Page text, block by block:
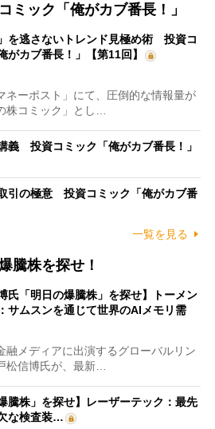
ミック「俺がカブ番長！」
」を逃さないトレンド見極め術 投資コ
がカブ番長！」【第11回】
ーポスト」にて、圧倒的な情報量が
株コミック」とし…
義 投資コミック「俺がカブ番長！」
引の極意 投資コミック「俺がカブ番
一覧を見る
騰株を探せ！
氏「明日の爆騰株」を探せ】トーメン
サムスンを通じて世界のAIメモリ需
メディアに出演するグローバルリン
松信博氏が、最新…
騰株」を探せ】レーザーテック：最先
な検査装…